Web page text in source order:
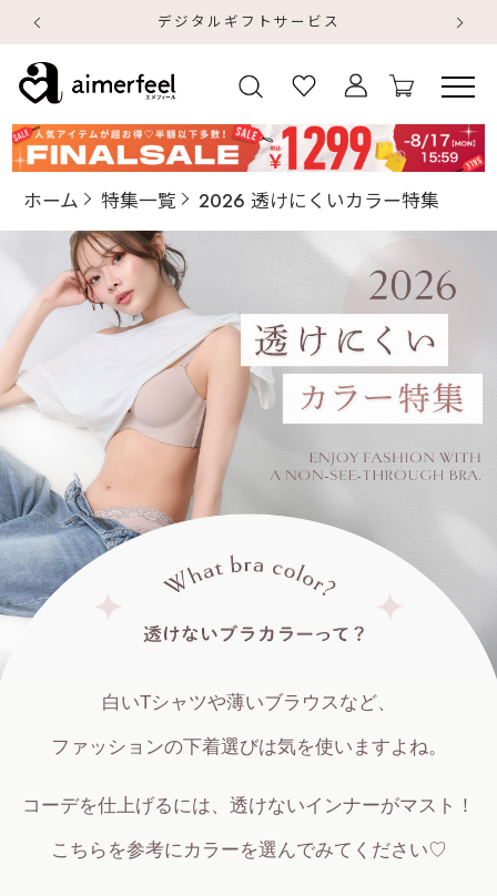
デジタルギフトサービス
ホーム 特集一覧 2026 透けにくいカラー特集
白いTシャツや薄いブラウスなど、
ファッションの下着選びは気を使いますよね。
コーデを仕上げるには、透けないインナーがマスト！
こちらを参考にカラーを選んでみてください♡